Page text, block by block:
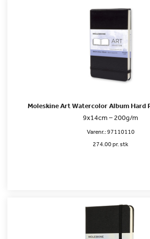
Moleskine Art Watercolor Album Hard
9x14cm – 200g/m
Varenr.:97110110
274.00 pr. stk